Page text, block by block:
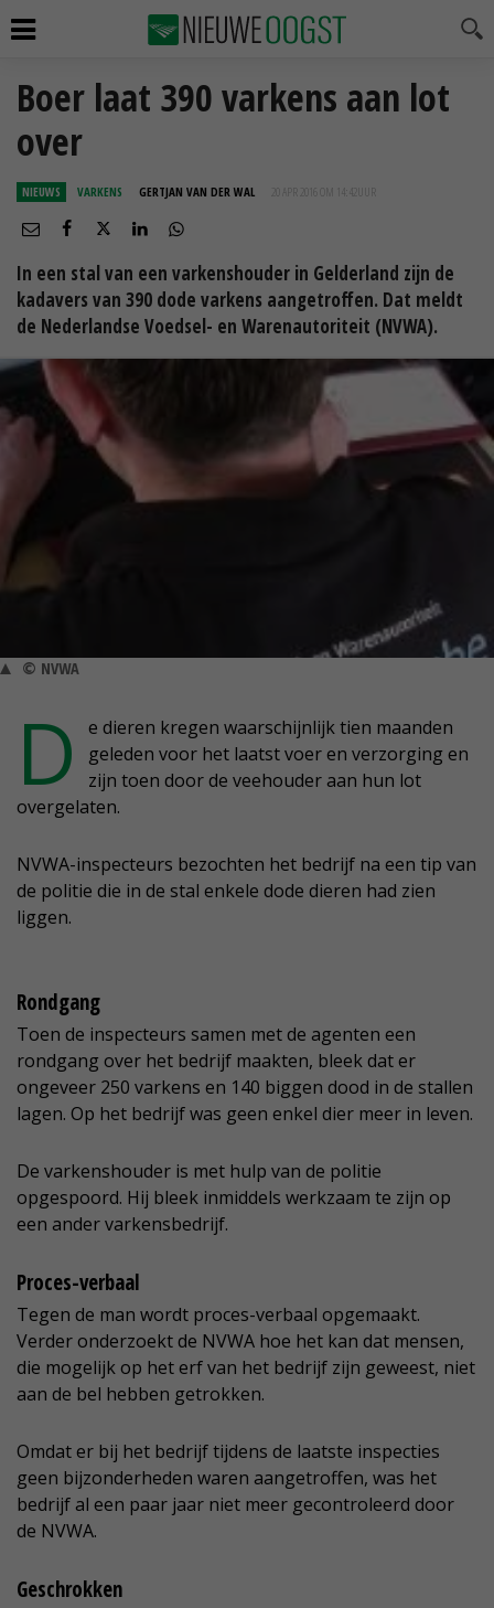
Boer laat 390 varkens aan lot
over
NIEUWS VARKENS GERTJAN VAN DER WAL 20 APR 2016 OM 14:42
In een stal van een varkenshouder in Gelderland zijn de
kadavers van 390 dode varkens aangetroffen. Dat meldt
de Nederlandse Voedsel- en Warenautoriteit (NVWA).
© NVWA
D
e dieren kregen waarschijnlijk tien maanden
geleden voor het laatst voer en verzorging en
zijn toen door de veehouder aan hun lot
overgelaten.
NVWA-inspecteurs bezochten het bedrijf na een tip van
de politie die in de stal enkele dode dieren had zien
liggen.
Rondgang
Toen de inspecteurs samen met de agenten een
rondgang over het bedrijf maakten, bleek dat er
ongeveer 250 varkens en 140 biggen dood in de stallen
lagen. Op het bedrijf was geen enkel dier meer in leven.
De varkenshouder is met hulp van de politie
opgespoord. Hij bleek inmiddels werkzaam te zijn op
een ander varkensbedrijf.
Proces-verbaal
Tegen de man wordt proces-verbaal opgemaakt.
Verder onderzoekt de NVWA hoe het kan dat mensen,
die mogelijk op het erf van het bedrijf zijn geweest, niet
aan de bel hebben getrokken.
Omdat er bij het bedrijf tijdens de laatste inspecties
geen bijzonderheden waren aangetroffen, was het
bedrijf al een paar jaar niet meer gecontroleerd door
de NVWA.
Geschrokken